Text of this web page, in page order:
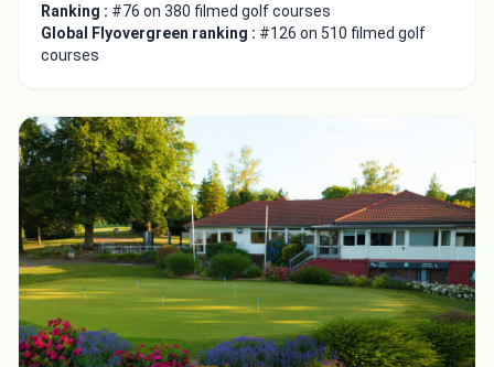
Ranking : #76 on 380 filmed golf courses
Global Flyovergreen ranking : #126 on 510 filmed golf
courses